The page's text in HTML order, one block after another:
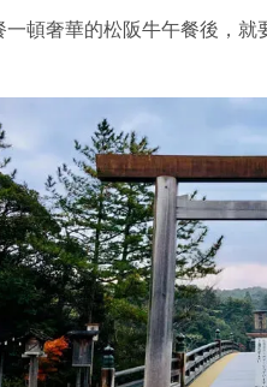
一頓奢華的松阪牛午餐後，就